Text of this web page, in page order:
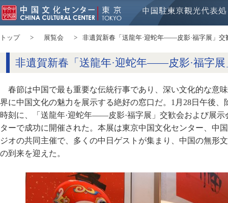
トップ 展覧会 非遺賀新春「送龍年·迎蛇年——皮影·福字展」交
非遺賀新春「送龍年·迎蛇年——皮影·福字
春節は中国で最も重要な伝統行事であり、深い文化的な意
界に中国文化の魅力を展示する絶好の窓口だ。1月28日午後
時刻に、「送龍年·迎蛇年——皮影·福字展」交歓会および展
ターで成功に開催された。本展は東京中国文化センター、中
ジオの共同主催で、多くの中日ゲストが集まり、中国の無形
の到来を迎えた。